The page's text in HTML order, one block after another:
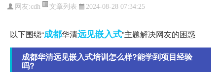
网友:cdh 文章列表 2024-08-28 07:34:25
以下围绕“成都华清远见嵌入式”主题解决网友的困惑
成都华清远见嵌入式培训怎么样?能学到项目经验
吗?